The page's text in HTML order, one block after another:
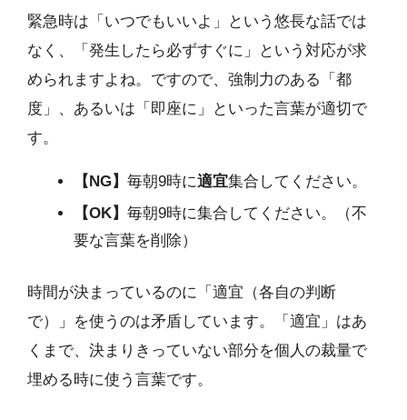
緊急時は「いつでもいいよ」という悠長な話では
なく、「発生したら必ずすぐに」という対応が求
められますよね。ですので、強制力のある「都
度」、あるいは「即座に」といった言葉が適切で
す。
【NG】 毎朝9時に適宜集合してください。
【OK】 毎朝9時に集合してください。（不
要な言葉を削除）
時間が決まっているのに「適宜（各自の判断
で）」を使うのは矛盾しています。「適宜」はあ
くまで、決まりきっていない部分を個人の裁量で
埋める時に使う言葉です。